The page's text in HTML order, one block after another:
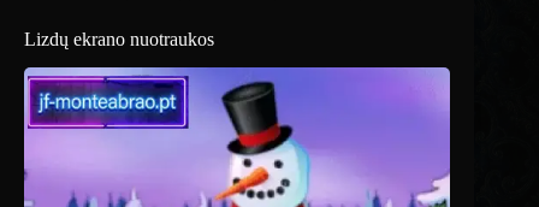
Lizdų ekrano nuotraukos